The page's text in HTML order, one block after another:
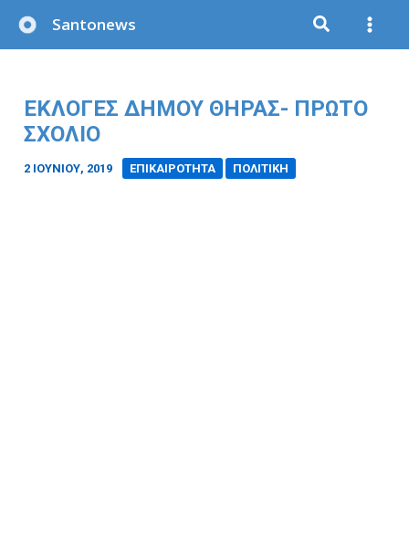
στο
Santonews
ΕΚΛΟΓΕΣ ΔΗΜΟΥ ΘΗΡΑΣ- ΠΡΩΤΟ
ΣΧΟΛΙΟ
2 ΙΟΥΝΊΟΥ, 2019 ΕΠΙΚΑΙΡΟΤΗΤΑ ΠΟΛΙΤΙΚΗ